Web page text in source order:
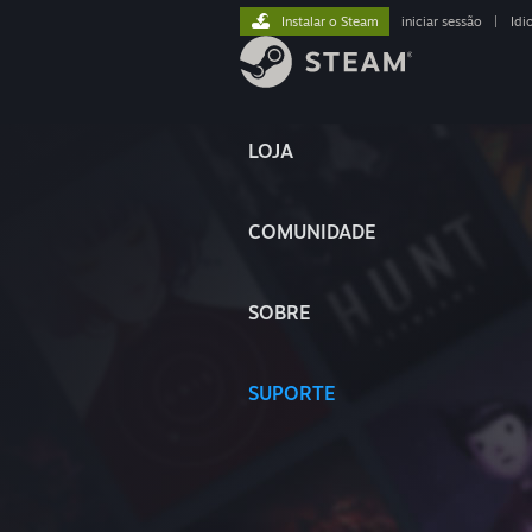
LOJA
COMUNIDADE
SOBRE
SUPORTE
Instalar o Steam iniciar sessão